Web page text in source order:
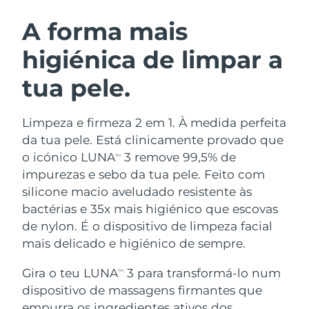
A forma mais
higiénica de limpar a
tua pele.
Limpeza e firmeza 2 em 1. À medida perfeita
da tua pele. Está clinicamente provado que
o icónico LUNATM
3 remove 99,5% de
impurezas e sebo da tua pele. Feito com
silicone macio aveludado resistente às
bactérias e 35x mais higiénico que escovas
de nylon. É o dispositivo de limpeza facial
mais delicado e higiénico de sempre.
Gira o teu LUNATM
3 para transformá-lo num
dispositivo de massagens firmantes que
Limpeza facial
Anti-aging massage
LUNA™ 4 Plus
Massage, LED heating
LUNA™ 4 Men
Microcurrent toning
BEAR™ 2 go
Microcurrent toning on-the-go
BEAR™ 2 eyes & lips
Hidratação
UFO™ 3 kit
Deep facial hydration
UFO™ 3 LED
Near-infrared and red light therapy
device
Cuidado oral
issa™ 4
Hybrid silicone sonic toothbrush
Smart hybrid silicone sonic toothbrush
TRATAMENTO ANTIENVELHECIMENTO
FAQ™
Antienvelhecimento Tratamentos LED
Áustria
Barein Entrega prevista8/13/26
Bélgica
Bermudas Entrega prevista8/18/26
Bósnia e
Herzegovina
Entrega prevista
Brunei Entrega prevista
Bulgária Entrega prevista8/12/26
Chile Entrega prevista8/16/26